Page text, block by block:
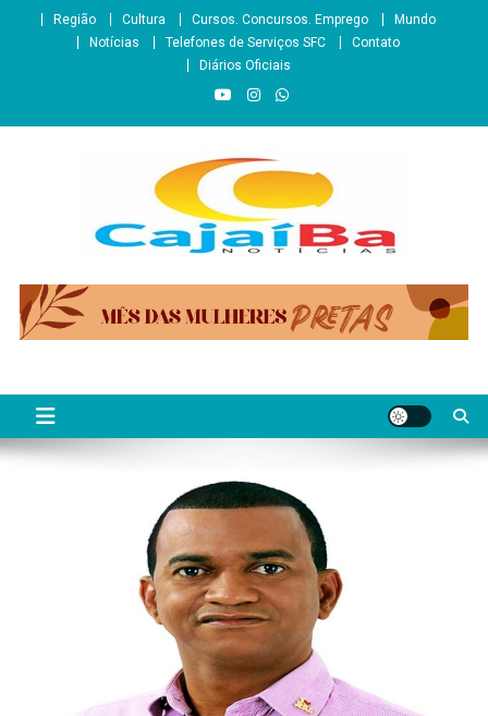
Região Cultura Cursos. Concursos. Emprego
Mundo
Notícias
Telefones de Serviços SFC
Contato
Diários Oficiais
CajaíbaNotícias